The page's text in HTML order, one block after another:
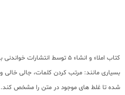
کتاب املاء و انشاء 5
بسیاری مانند: مرتب کردن کلمات، جالی
شده تا غلط های موجود در متن را مشخص کند.